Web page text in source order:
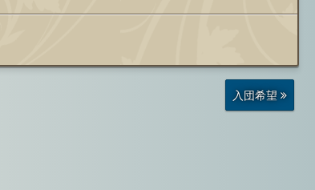
前
の
投
入団希望